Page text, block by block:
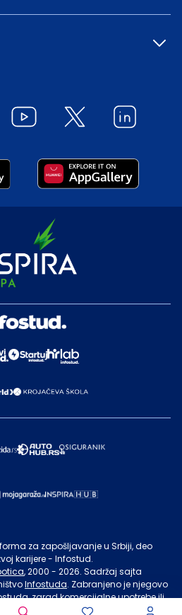
za zapošljavanje u Srbiji, deo
karijere - Infostud.
, 2000 - 2026. Sadržaj sajta
Infostuda. Zabranjeno je njegovo
, zarad komercijalne upotrebe ili
posetilaca sajta.